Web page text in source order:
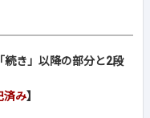
き」以降の部分と2段
済み】